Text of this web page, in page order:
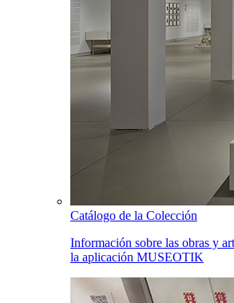
Catálogo de la Colección
Información sobre las obras y
la aplicación MUSEOTIK